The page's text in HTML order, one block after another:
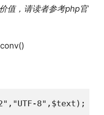
值，请读者参考php官
8",$text);